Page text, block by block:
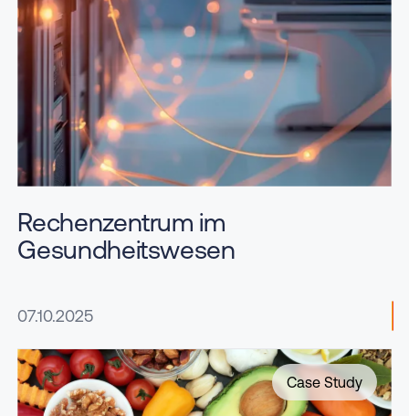
Rechenzentrum im
Gesundheitswesen
07.10.2025
Case Study